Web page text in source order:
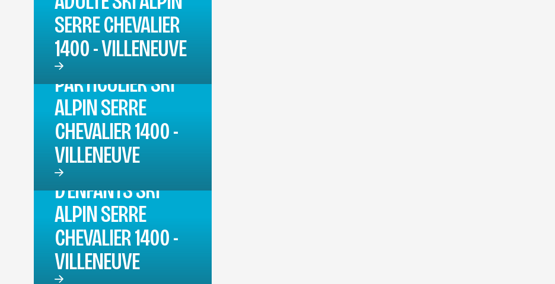
SERRE CHEVALIER
1400 - VILLENEUVE
COURS
PARTICULIER SKI
ALPIN SERRE
CHEVALIER 1400 -
VILLENEUVE
COURS JARDIN
D'ENFANTS SKI
ALPIN SERRE
CHEVALIER 1400 -
VILLENEUVE